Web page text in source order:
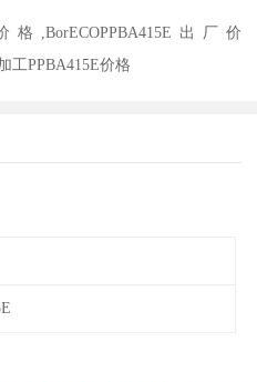
,BorECOPPBA415E出厂价
工PPBA415E价格